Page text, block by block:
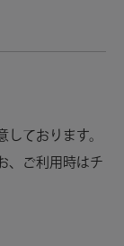
ております。
、ご利用時はチ